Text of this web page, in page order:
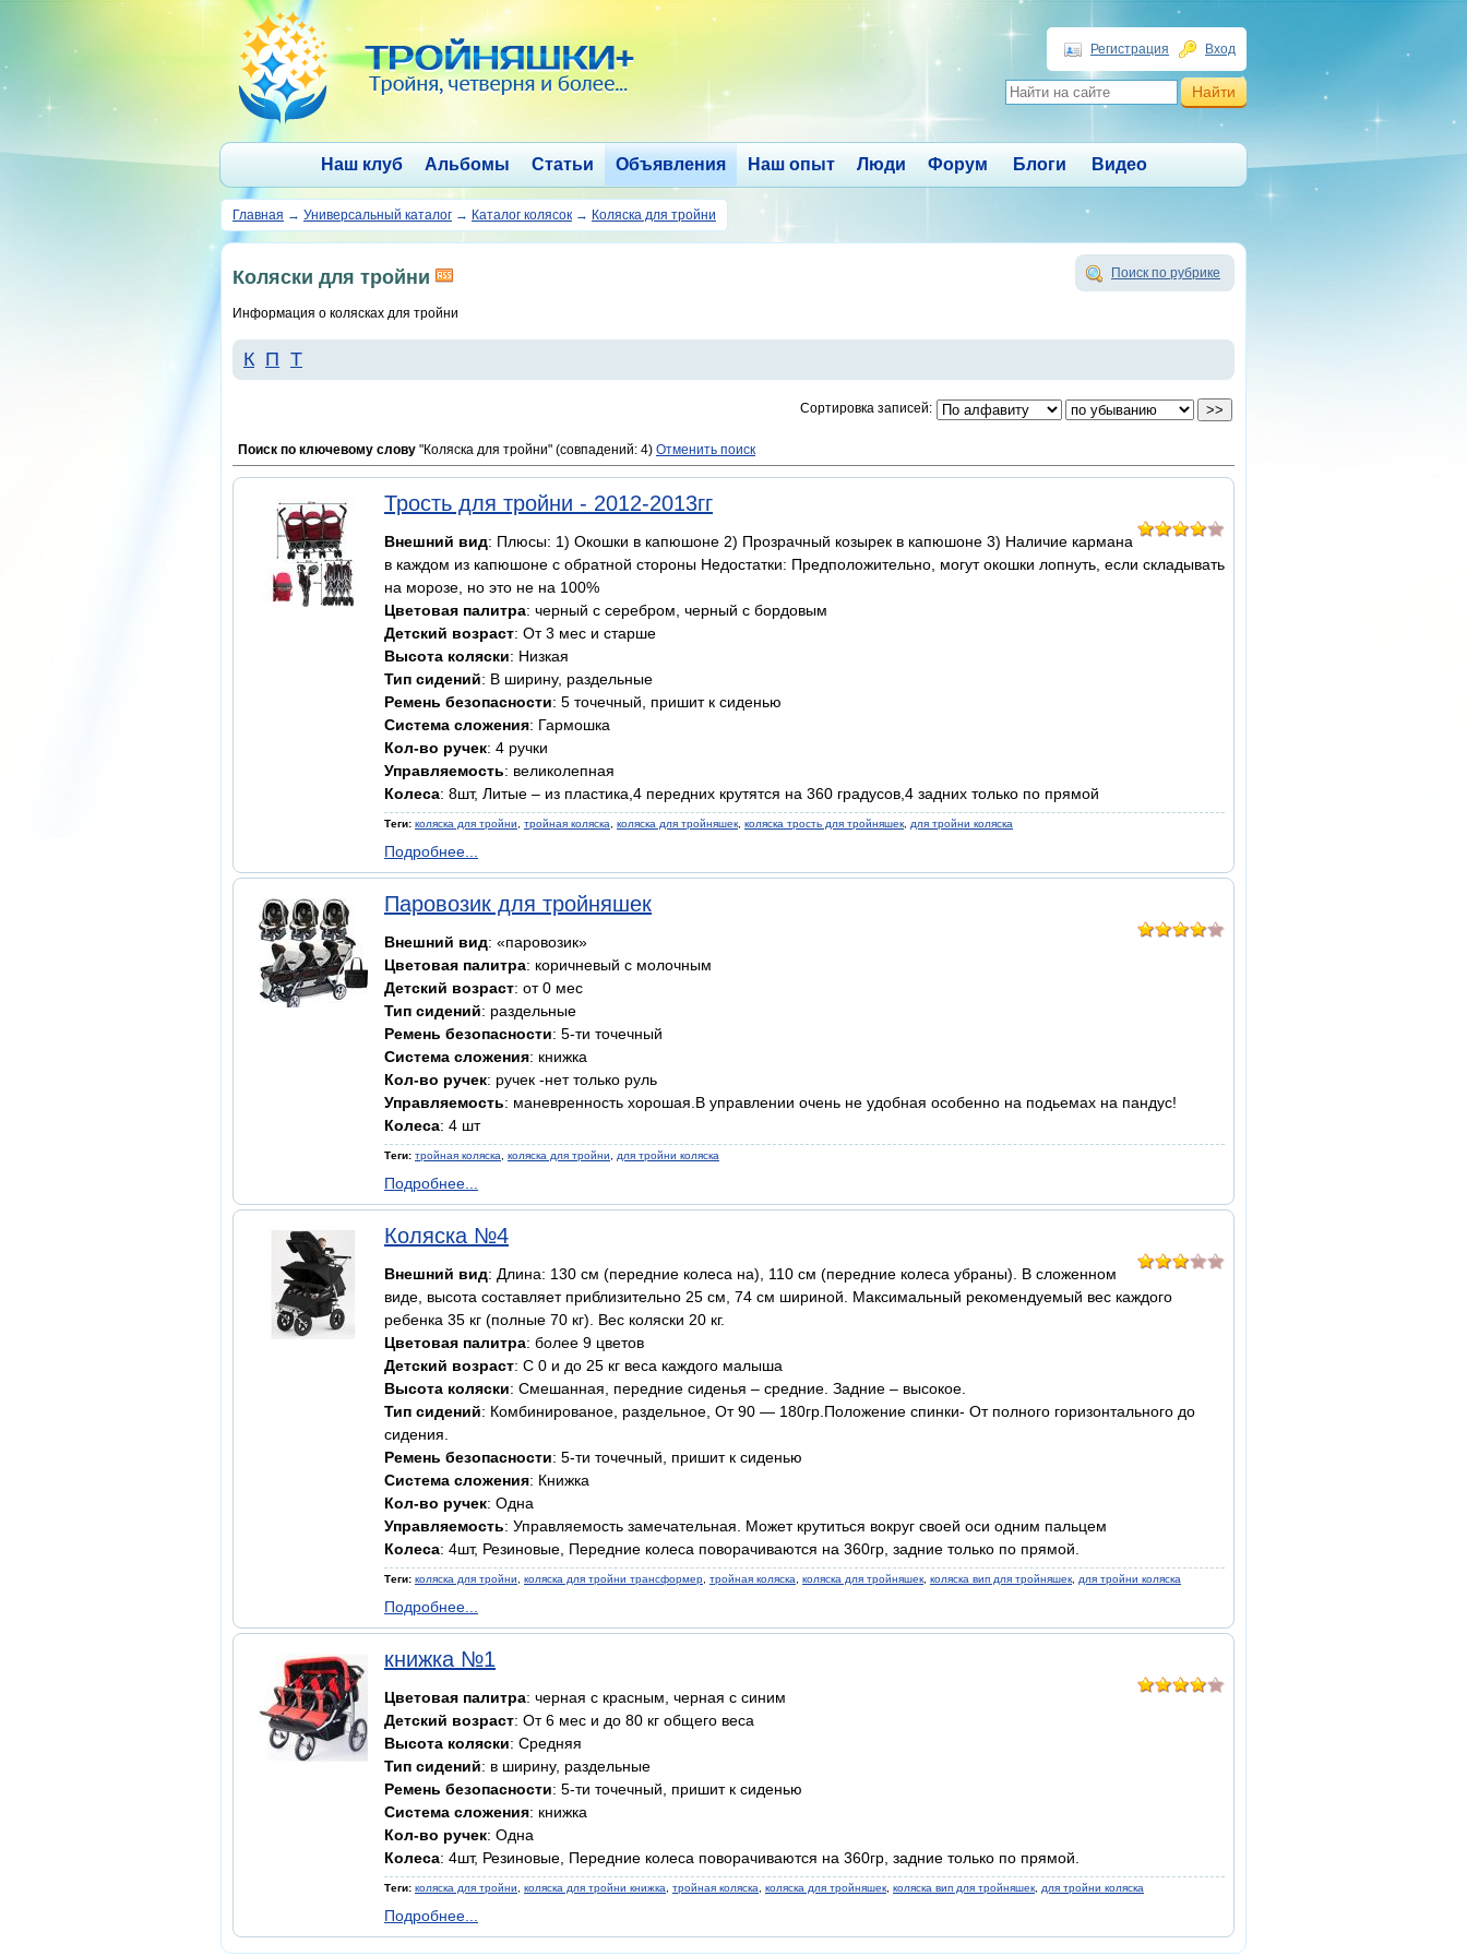
Регистрация Вход
Наш клуб Альбомы Статьи Объявления Наш опыт Люди Форум Блоги Видео
Главная → Универсальный каталог → Каталог колясок → Коляска для тройни
Поиск по рубрике
Коляски для тройни
Информация о колясках для тройни
К П Т
Сортировка записей:
Поиск по ключевому слову "Коляска для тройни" (совпадений: 4) Отменить поиск
Трость для тройни - 2012-2013гг
Внешний вид: Плюсы: 1) Окошки в капюшоне 2) Прозрачный козырек в капюшоне 3) Наличие кармана
в каждом из капюшоне с обратной стороны Недостатки: Предположительно, могут окошки лопнуть, если складывать
на морозе, но это не на 100%
Цветовая палитра: черный с серебром, черный с бордовым
Детский возраст: От 3 мес и старше
Высота коляски: Низкая
Тип сидений: В ширину, раздельные
Ремень безопасности: 5 точечный, пришит к сиденью
Система сложения: Гармошка
Кол-во ручек: 4 ручки
Управляемость: великолепная
Колеса: 8шт, Литые – из пластика,4 передних крутятся на 360 градусов,4 задних только по прямой
Теги: коляска для тройни тройная коляска коляска для тройняшек коляска трость для тройняшек для тройни коляска
Подробнее...
Паровозик для тройняшек
Внешний вид: «паровозик»
Цветовая палитра: коричневый с молочным
Детский возраст: от 0 мес
Тип сидений: раздельные
Ремень безопасности: 5-ти точечный
Система сложения: книжка
Кол-во ручек: ручек -нет только руль
Управляемость: маневренность хорошая.В управлении очень не удобная особенно на подьемах на пандус!
Колеса: 4 шт
Теги: тройная коляска коляска для тройни для тройни коляска
Подробнее...
Коляска №4
Внешний вид: Длина: 130 см (передние колеса на), 110 см (передние колеса убраны). В сложенном
виде, высота составляет приблизительно 25 см, 74 см шириной. Макcимальный рекомендуемый вес каждого
ребенка 35 кг (полные 70 кг). Вес коляски 20 кг.
Цветовая палитра: более 9 цветов
Детский возраст: С 0 и до 25 кг веса каждого малыша
Высота коляски: Смешанная, передние сиденья – средние. Задние – высокое.
Тип сидений: Комбинированое, раздельное, От 90 — 180гр.Положение спинки- От полного горизонтального до
сидения.
Ремень безопасности: 5-ти точечный, пришит к сиденью
Система сложения: Книжка
Кол-во ручек: Одна
Управляемость: Управляемость замечательная. Может крутиться вокруг своей оси одним пальцем
Колеса: 4шт, Резиновые, Передние колеса поворачиваются на 360гр, задние только по прямой.
Теги: коляска для тройни коляска для тройни трансформер тройная коляска коляска для тройняшек коляска вип для тройняшек для тройни коляска
Подробнее...
книжка №1
Цветовая палитра: черная с красным, черная с синим
Детский возраст: От 6 мес и до 80 кг общего веса
Высота коляски: Средняя
Тип сидений: в ширину, раздельные
Ремень безопасности: 5-ти точечный, пришит к сиденью
Система сложения: книжка
Кол-во ручек: Одна
Колеса: 4шт, Резиновые, Передние колеса поворачиваются на 360гр, задние только по прямой.
Теги: коляска для тройни коляска для тройни книжка тройная коляска коляска для тройняшек коляска вип для тройняшек для тройни коляска
Подробнее...